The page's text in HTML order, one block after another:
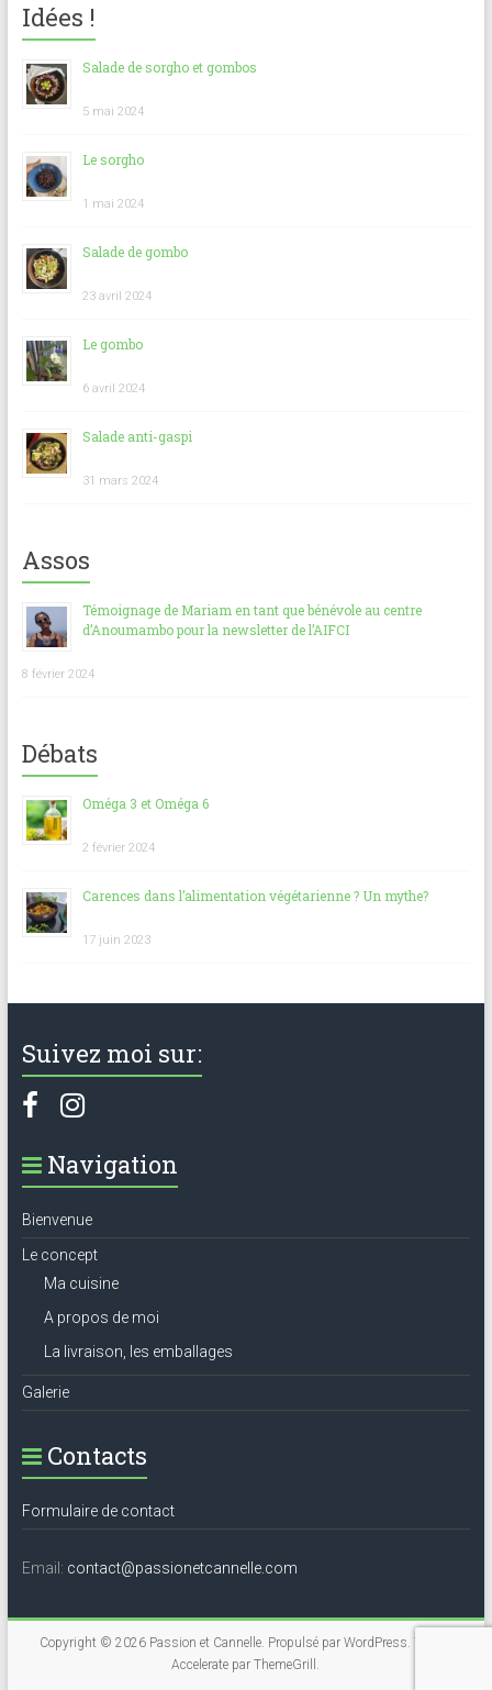
Idées !
Salade de sorgho et gombos
5 mai 2024
Le sorgho
1 mai 2024
Salade de gombo
23 avril 2024
Le gombo
6 avril 2024
Salade anti-gaspi
31 mars 2024
Assos
Témoignage de Mariam en tant que bénévole au centre
d’Anoumambo pour la newsletter de l’AIFCI
8 février 2024
Débats
Oméga 3 et Oméga 6
2 février 2024
Carences dans l’alimentation végétarienne ? Un mythe?
17 juin 2023
Suivez moi sur:
Navigation
Bienvenue
Le concept
Ma cuisine
A propos de moi
La livraison, les emballages
Galerie
Contacts
Formulaire de contact
Email: contact@passionetcannelle.com
Copyright © 2026 Passion et Cannelle. Propulsé par WordPress . Thème
Accelerate parThemeGrill